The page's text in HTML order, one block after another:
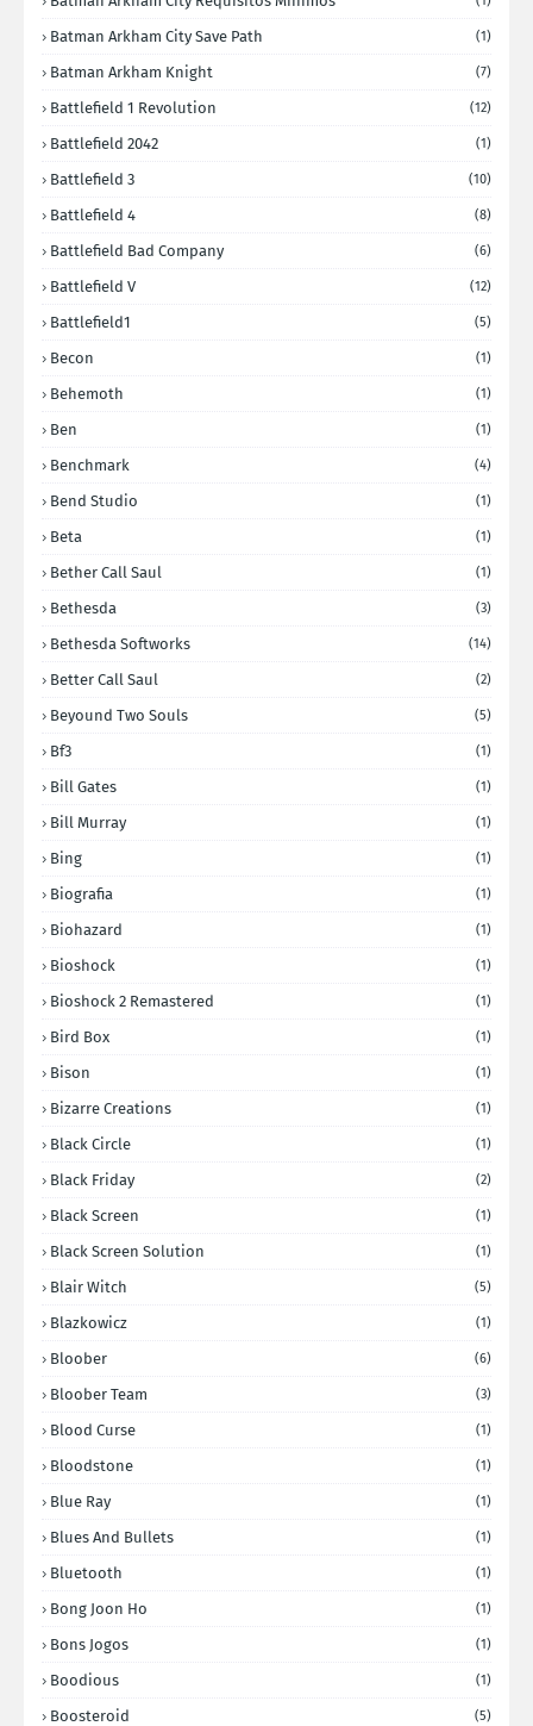
Batman Arkham City Save Path (1)
Batman Arkham Knight (7)
Battlefield 1 Revolution (12)
Battlefield 2042 (1)
Battlefield 3 (10)
Battlefield 4 (8)
Battlefield Bad Company (6)
Battlefield V (12)
Battlefield1 (5)
Becon (1)
Behemoth (1)
Ben (1)
Benchmark (4)
Bend Studio (1)
Beta (1)
Bether Call Saul (1)
Bethesda (3)
Bethesda Softworks (14)
Better Call Saul (2)
Beyound Two Souls (5)
Bf3 (1)
Bill Gates (1)
Bill Murray (1)
Bing (1)
Biografia (1)
Biohazard (1)
Bioshock (1)
Bioshock 2 Remastered (1)
Bird Box (1)
Bison (1)
Bizarre Creations (1)
Black Circle (1)
Black Friday (2)
Black Screen (1)
Black Screen Solution (1)
Blair Witch (5)
Blazkowicz (1)
Bloober (6)
Bloober Team (3)
Blood Curse (1)
Bloodstone (1)
Blue Ray (1)
Blues And Bullets (1)
Bluetooth (1)
Bong Joon Ho (1)
Bons Jogos (1)
Boodious (1)
Boosteroid (5)